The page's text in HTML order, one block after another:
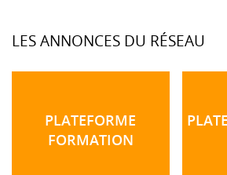
LES ANNONCES DU RÉSEAU
PLATEFORME
FORMATION